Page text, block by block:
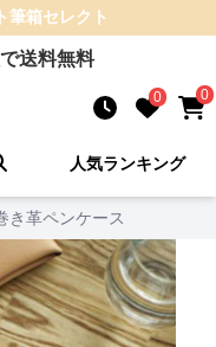
筆箱セレクト
送料無料
0 0
人気ランキング
き革ペンケース